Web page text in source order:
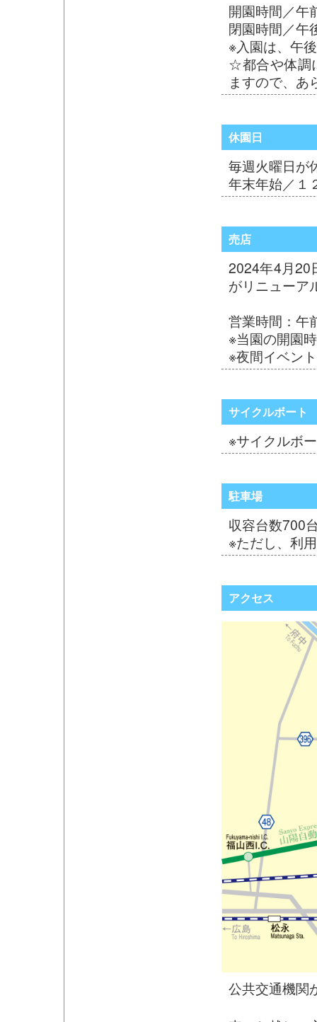
開園時間／午
閉園時間／午
※入園は、午
☆都合や体調
ますので、あ
休園日
毎週火曜日が
年末年始／１
売店
2024年4月20
がリニューア
営業時間：午
※当園の開園
※夜間イベン
サイクルボート
※サイクルボ
駐車場
収容台数700
※ただし、利
アクセス
公共交通機関